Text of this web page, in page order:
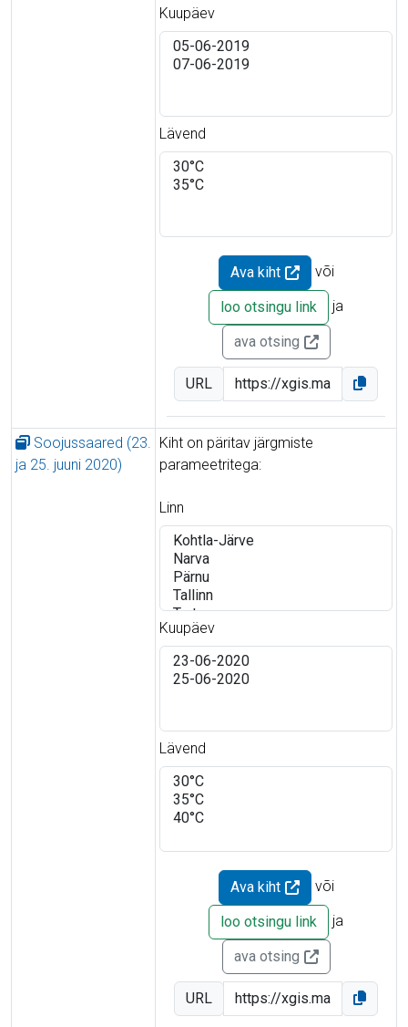
Kuupäev
Lävend
Ava kiht või
loo otsingu link ja
ava otsing
URL
Soojussaared (23.
ja 25. juuni 2020)
Kiht on päritav järgmiste
parameetritega:
Linn
Kuupäev
Lävend
Ava kiht või
loo otsingu link ja
ava otsing
URL